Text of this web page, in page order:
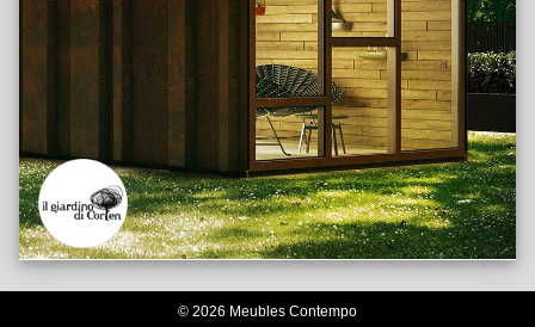
© 2026 Meubles Contempo